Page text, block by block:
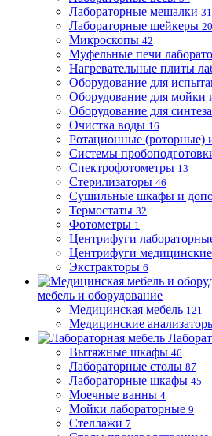
Лабораторные мешалки 31
Лабораторные шейкеры 20
Микроскопы 42
Муфельные печи
Нагревательные плиты
Оборудование для
Оборудование для мойки
Оборудование для синтеза
Очистка воды 16
Ротационные (роторные)
Системы
Спектрофотометры 13
Стерилизаторы 46
Сушильные шкафы и
Термостаты 32
Фотометры 1
Центрифуги
Центрифуги медицинские
Экстракторы 6
мебель и оборудование
Медицинская мебель 121
Медицинские
Вытяжные шкафы 46
Лабораторные столы 87
Лабораторные шкафы 45
Моечные ванны 4
Мойки лабораторные 9
Стеллажи 7